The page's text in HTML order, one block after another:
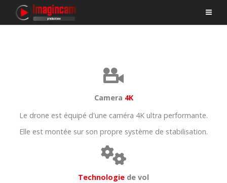
Camera 4K
Le drone est équipé d'une caméra 4K ultra performante.
Elle est montée sur son propre système de stabilisation.
Technologie de vol